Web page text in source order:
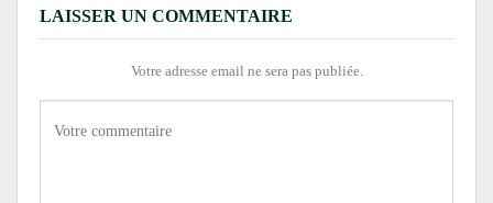
LAISSER UN COMMENTAIRE
Votre adresse email ne sera pas publiée.